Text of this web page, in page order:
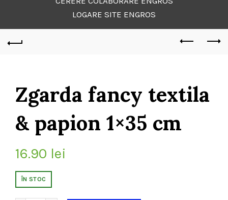
LOGARE SITE ENGROS
Zgarda fancy textila
& papion 1×35 cm
16.90 lei
ÎN STOC